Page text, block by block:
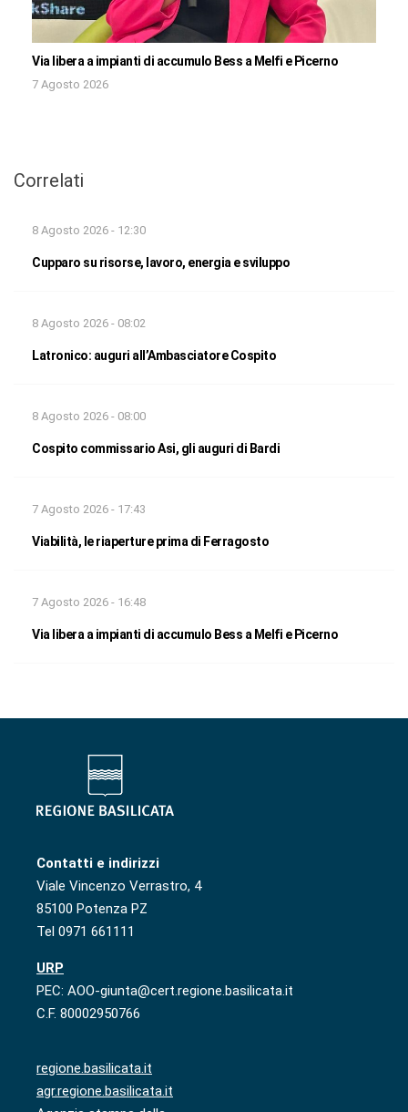
Via libera a impianti di accumulo Bess a Melfi e Picerno
7 Agosto 2026
Correlati
8 Agosto 2026 - 12:30
Cupparo su risorse, lavoro, energia e sviluppo
8 Agosto 2026 - 08:02
Latronico: auguri all’Ambasciatore Cospito
8 Agosto 2026 - 08:00
Cospito commissario Asi, gli auguri di Bardi
7 Agosto 2026 - 17:43
Viabilità, le riaperture prima di Ferragosto
7 Agosto 2026 - 16:48
Via libera a impianti di accumulo Bess a Melfi e Picerno
Contatti e indirizzi
Viale Vincenzo Verrastro, 4
85100 Potenza PZ
Tel 0971 661111
URP
PEC: AOO-giunta@cert.regione.basilicata.it
C.F. 80002950766
regione.basilicata.it
agr.regione.basilicata.it